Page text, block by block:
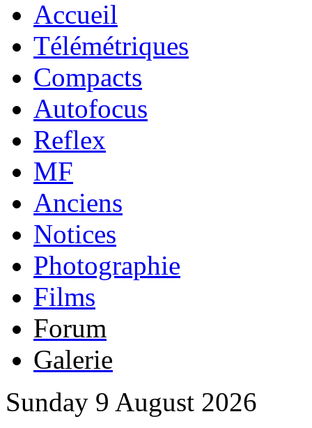
Accueil
Télémétriques
Compacts
Autofocus
Reflex
MF
Anciens
Notices
Photographie
Films
Forum
Galerie
Sunday 9 August 2026